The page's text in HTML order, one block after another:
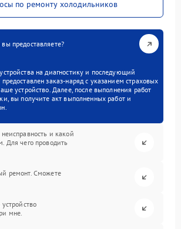
по ремонту холодильников
предоставляете?
на диагностику и последующий
заказ-наряд с указанием страховых
устройство. Далее, после выполнения работ
вы получите акт выполненных работ и
и какой
Для чего проводить
ремонт. Сможете
мне.